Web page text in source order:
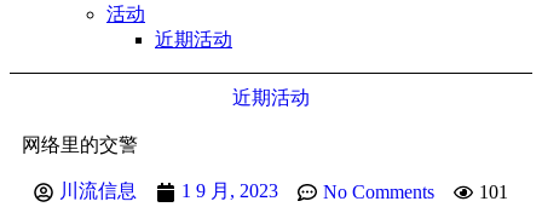
活动
近期活动
近期活动
网络里的交警
川流信息 1 9 月, 2023 No Comments 101